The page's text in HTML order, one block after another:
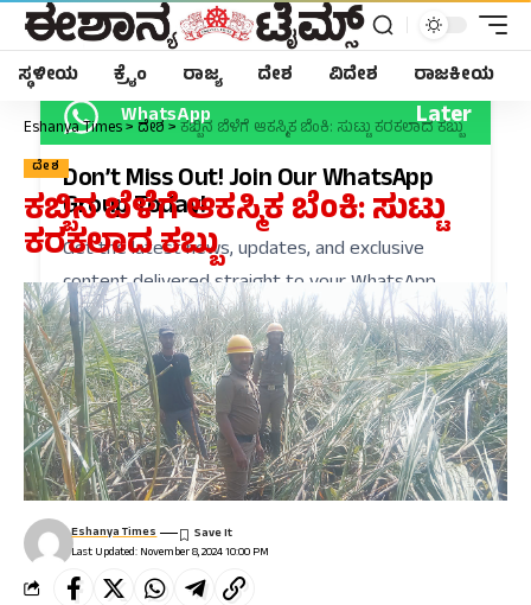
ಸ್ಥಳೀಯ ಕ್ರೈಂ ರಾಜ್ಯ ದೇಶ ವಿದೇಶ ರಾಜಕೀಯ
Eshanya Times>ದೇಶ>ಕಬ್ಬಿನ ಬೆಳೆಗೆ ಆಕಸ್ಮಿಕ ಬೆಂಕಿ: ಸುಟ್ಟು ಕರಕಲಾದ ಕಬ್ಬು
ದೇಶ
ಕಬ್ಬಿನ ಬೆಳೆಗೆ ಆಕಸ್ಮಿಕ ಬೆಂಕಿ: ಸುಟ್ಟು
ಕರಕಲಾದ ಕಬ್ಬು
Last Updated: November 8, 2024 10:00 PM
Eshanya Times
WhatsApp Later
Don’t Miss Out! Join Our WhatsApp
Group Today!
Get the latest news, updates, and exclusive
content delivered straight to your WhatsApp.
Join Now
Powered By KhushiHost